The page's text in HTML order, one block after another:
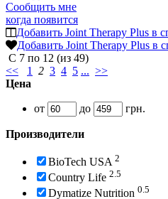
Сообщить мне
когда появится
Добавить Joint Therapy Plus в
Добавить Joint Therapy Plus в
С 7 по 12 (из 49)
<<
1 2 3 4 5 ... >>
Цена
от до грн.
Производители
BioTech USA 2
Country Life 2.5
Dymatize Nutrition 0.5